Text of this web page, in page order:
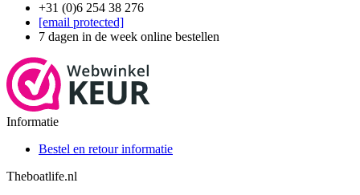
+31 (0)6 254 38 276
[email protected]
7 dagen in de week online bestellen
Informatie
Bestel en retour informatie
Theboatlife.nl